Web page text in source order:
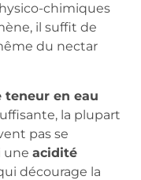
chimiques
il suffit de
du nectar
teneur en eau
la plupart
pas se
une acidité
décourage la